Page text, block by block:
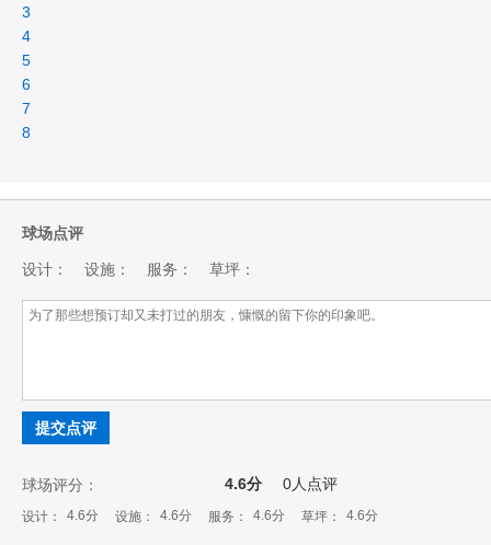
3
4
5
6
7
8
球场点评
设计： 设施： 服务： 草坪：
提交点评
球场评分： 4.6分 0人点评
设计： 4.6分 设施： 4.6分 服务： 4.6分 草坪： 4.6分